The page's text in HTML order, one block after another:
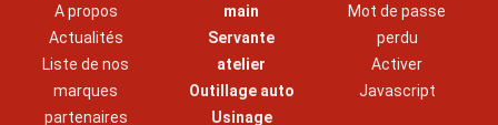
A propos
Actualités
Liste de nos
marques
partenaires
main
Servante
atelier
Outillage auto
Usinage
Mot de passe
perdu
Activer
Javascript